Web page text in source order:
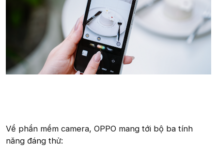
Về phần mềm camera, OPPO mang tới bộ ba tính
năng đáng thử: